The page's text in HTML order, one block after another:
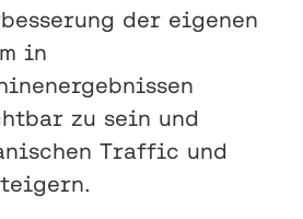
der eigenen
in
zu sein und
Traffic und